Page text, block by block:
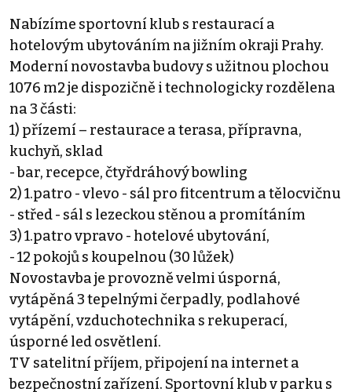
Nabízíme sportovní klub s restaurací a
hotelovým ubytováním na jižním okraji Prahy.
Moderní novostavba budovy s užitnou plochou
1076 m2 je dispozičně i technologicky rozdělena
na 3 části:
1) přízemí – restaurace a terasa, přípravna,
kuchyň, sklad
- bar, recepce, čtyřdráhový bowling
2) 1.patro - vlevo - sál pro fitcentrum a tělocvičnu
- střed - sál s lezeckou stěnou a promítáním
3) 1.patro vpravo - hotelové ubytování,
- 12 pokojů s koupelnou (30 lůžek)
Novostavba je provozně velmi úsporná,
vytápěná 3 tepelnými čerpadly, podlahové
vytápění, vzduchotechnika s rekuperací,
úsporné led osvětlení.
TV satelitní příjem, připojení na internet a
bezpečnostní zařízení. Sportovní klub v parku s